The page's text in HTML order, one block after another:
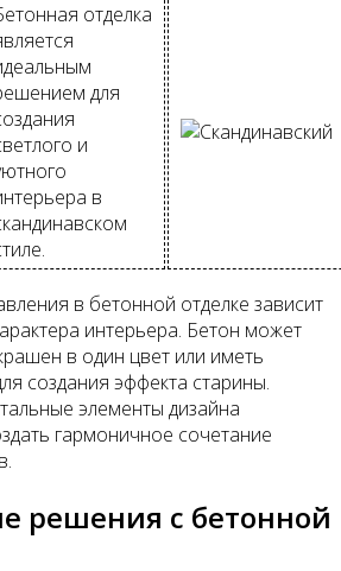
отделка
для
и
в
в бетонной отделке зависит
интерьера. Бетон может
в один цвет или иметь
создания эффекта старины.
элементы дизайна
гармоничное сочетание
решения с бетонной